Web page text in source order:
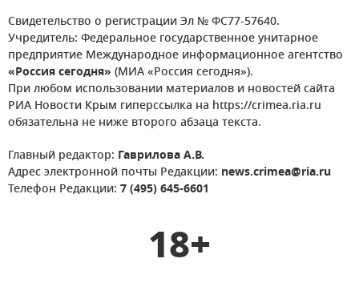
Свидетельство о регистрации Эл № ФС77-57640.
Учредитель: Федеральное государственное унитарное
предприятие Международное информационное агентство
«Россия сегодня» (МИА «Россия сегодня»).
При любом использовании материалов и новостей сайта
РИА Новости Крым гиперссылка на https://crimea.ria.ru
обязательна не ниже второго абзаца текста.
Главный редактор: Гаврилова А.В.
Адрес электронной почты Редакции: news.crimea@ria.ru
Телефон Редакции: 7 (495) 645-6601
18+